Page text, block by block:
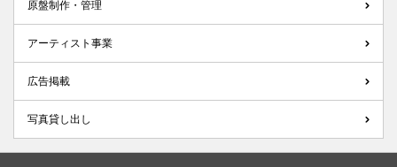
原盤制作・管理
アーティスト事業
広告掲載
写真貸し出し